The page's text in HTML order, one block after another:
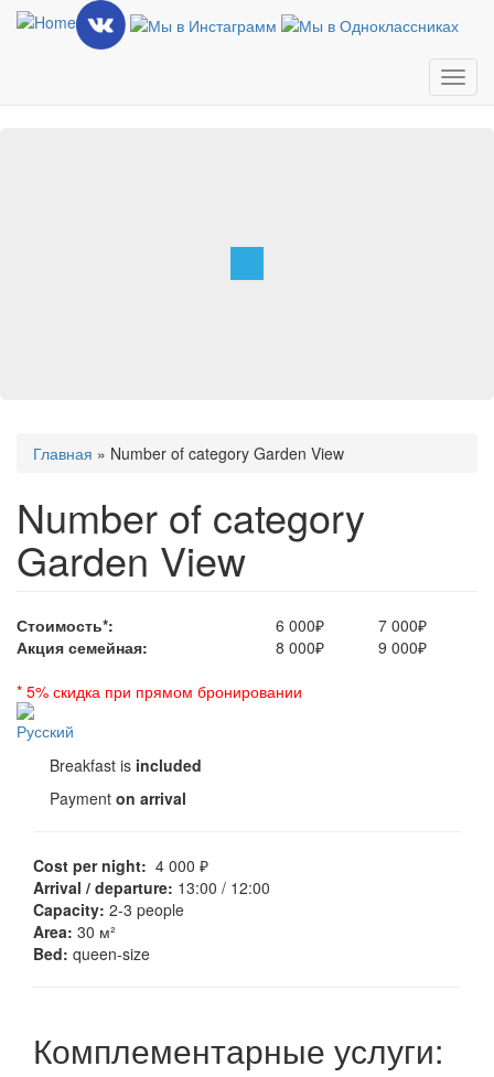
Skip
You
here
Главная » Number of category Garden View
Number of category
Garden View
Стоимость*: 6 000₽
7 000₽
Акция семейная:
8 000₽
9 000₽
* 5% скидка при прямом бронировании
Breakfast is included
Payment on arrival
Cost per night: 4 000 ₽
Arrival / departure: 13:00 / 12:00
Capacity: 2-3 people
Area: 30 м²
Bed: queen-size
Комплементарные услуги: